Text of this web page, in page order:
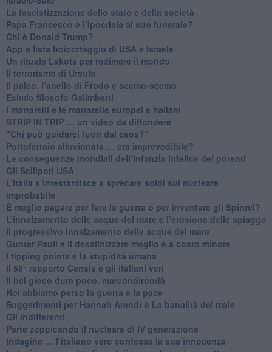
​La fascistizzazione dello stato e della società
Papa Francesco e l’ipocrisia al suo funerale?
​Chi è Donald Trump?
App e lista boicottaggio di USA e Israele
​Un rituale Lakota per redimere il mondo
Il terrorismo di Ursula
​Il palco, l’anello di Frodo e scemo-scemo
Esimio filosofo Galimberti
​I mattarelli e le mattarelle europei e italiani
​STRIP IN TRIP … un video da diffondere
"Chi può guidarci fuori dal caos?"
​Portoferraio alluvionata … era imprevedibile?
Le conseguenze mondiali dell’infanzia infelice dei potenti
​Gli Scilipoti USA
L’Italia s’intestardisce a sprecare soldi sul nucleare
improbabile
È meglio pagare per fare la guerra o per inventare gli Spinrel?
​L’innalzamento delle acque del mare e l’erosione delle spiagge
​Il progressivo innalzamento delle acque del mare
​Gunter Pauli e il desalinizzare meglio e a costo minore
I tipping points e la stupidità umana
​Il 58° rapporto Censis e gli italiani veri
​Il bel gioco dura poco, marcondirondà
Noi abbiamo perso la guerra e la pace
Suggerimenti per Hannah Arendt e La banalità del male
​Gli indifferenti
Parte zoppicando il nucleare di IV generazione
​Indagine … l’italiano vero confessa la sua innocenza